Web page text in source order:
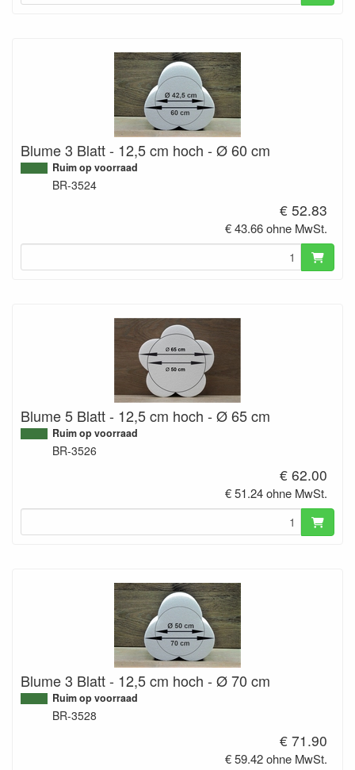
Blume 3 Blatt - 12,5 cm hoch - Ø 60 cm
Ruim op voorraad
BR-3524
€ 52.83
€ 43.66 ohne MwSt.
Blume 5 Blatt - 12,5 cm hoch - Ø 65 cm
Ruim op voorraad
BR-3526
€ 62.00
€ 51.24 ohne MwSt.
Blume 3 Blatt - 12,5 cm hoch - Ø 70 cm
Ruim op voorraad
BR-3528
€ 71.90
€ 59.42 ohne MwSt.